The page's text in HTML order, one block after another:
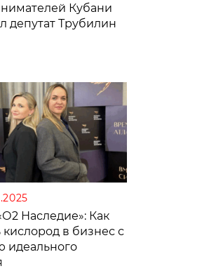
Кубани
депутат Трубилин
Наследие»: Как
кислород в бизнес с
идеального